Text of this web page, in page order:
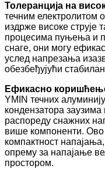
Толеранција на
течним електролитом
издрже високе струје
процесима пуњења и
снаге, они могу
услед напрезања
обезбеђујући
Ефикасно
YMIN течних
кондензатора
распореду снажних
више компоненти. Ово
компактност
опрему за напајање
простором.